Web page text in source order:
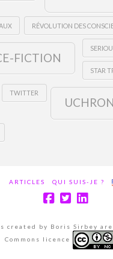
RÉVOLUTION DES
FICTION
STAR
TWITTER
ARTICLES QUI SUIS-JE ?
created by Boris Sirbey
Commons licence